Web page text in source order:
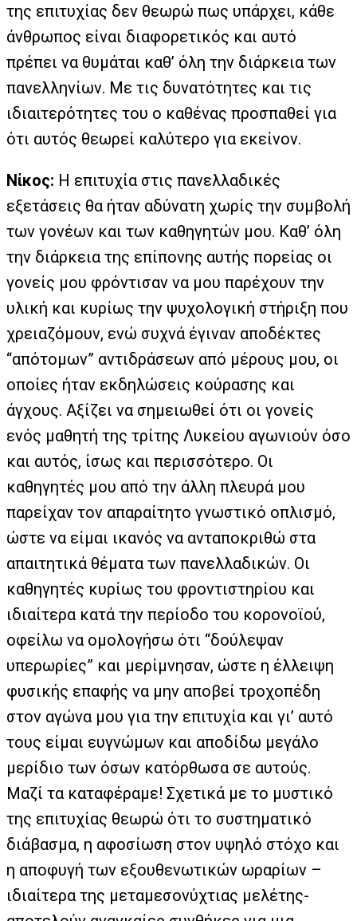
της επιτυχίας δεν θεωρώ πως υπάρχει, κάθε
άνθρωπος είναι διαφορετικός και αυτό
πρέπει να θυμάται καθ’ όλη την διάρκεια των
πανελληνίων. Με τις δυνατότητες και τις
ιδιαιτερότητες του ο καθένας προσπαθεί για
ότι αυτός θεωρεί καλύτερο για εκείνον.
Νίκος: Η επιτυχία στις πανελλαδικές
εξετάσεις θα ήταν αδύνατη χωρίς την συμβολή
των γονέων και των καθηγητών μου. Καθ’ όλη
την διάρκεια της επίπονης αυτής πορείας οι
γονείς μου φρόντισαν να μου παρέχουν την
υλική και κυρίως την ψυχολογική στήριξη που
χρειαζόμουν, ενώ συχνά έγιναν αποδέκτες
“απότομων” αντιδράσεων από μέρους μου, οι
οποίες ήταν εκδηλώσεις κούρασης και
άγχους. Αξίζει να σημειωθεί ότι οι γονείς
ενός μαθητή της τρίτης Λυκείου αγωνιούν όσο
και αυτός, ίσως και περισσότερο. Οι
καθηγητές μου από την άλλη πλευρά μου
παρείχαν τον απαραίτητο γνωστικό οπλισμό,
ώστε να είμαι ικανός να ανταποκριθώ στα
απαιτητικά θέματα των πανελλαδικών. Οι
καθηγητές κυρίως του φροντιστηρίου και
ιδιαίτερα κατά την περίοδο του κορονοϊού,
οφείλω να ομολογήσω ότι “δούλεψαν
υπερωρίες” και μερίμνησαν, ώστε η έλλειψη
φυσικής επαφής να μην αποβεί τροχοπέδη
στον αγώνα μου για την επιτυχία και γι’ αυτό
τους είμαι ευγνώμων και αποδίδω μεγάλο
μερίδιο των όσων κατόρθωσα σε αυτούς.
Μαζί τα καταφέραμε! Σχετικά με το μυστικό
της επιτυχίας θεωρώ ότι το συστηματικό
διάβασμα, η αφοσίωση στον υψηλό στόχο και
η αποφυγή των εξουθενωτικών ωραρίων –
ιδιαίτερα της μεταμεσονύχτιας μελέτης-